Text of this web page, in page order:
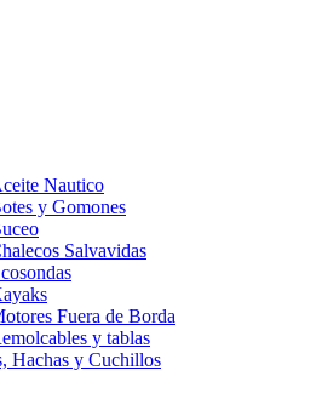
Nautico
y Gomones
Salvavidas
Fuera de Borda
y tablas
Hachas y Cuchillos